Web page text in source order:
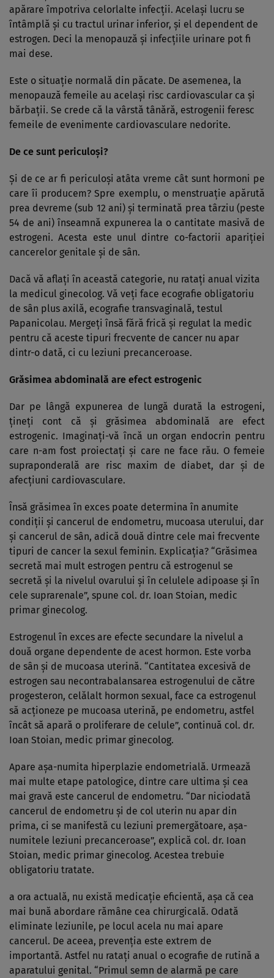
apărare împotriva celorlalte infecţii. Acelaşi lucru se
întâmplă şi cu tractul urinar inferior, şi el dependent de
estrogen. Deci la menopauză şi infecţiile urinare pot fi
mai dese.
Este o situaţie normală din păcate. De asemenea, la
menopauză femeile au acelaşi risc cardiovascular ca şi
bărbaţii. Se crede că la vârstă tânără, estrogenii feresc
femeile de evenimente cardiovasculare nedorite.
De ce sunt periculoşi?
Şi de ce ar fi periculoşi atâta vreme cât sunt hormoni pe
care îi producem? Spre exemplu, o menstruaţie apărută
prea devreme (sub 12 ani) şi terminată prea târziu (peste
54 de ani) înseamnă expunerea la o cantitate masivă de
estrogeni. Acesta este unul dintre co-factorii apariţiei
cancerelor genitale şi de sân.
Dacă vă aflaţi în această categorie, nu rataţi anual vizita
la medicul ginecolog. Vă veţi face ecografie obligatoriu
de sân plus axilă, ecografie transvaginală, testul
Papanicolau. Mergeţi însă fără frică şi regulat la medic
pentru că aceste tipuri frecvente de cancer nu apar
dintr-o dată, ci cu leziuni precanceroase.
Grăsimea abdominală are efect estrogenic
Dar pe lângă expunerea de lungă durată la estrogeni,
ţineţi cont că şi grăsimea abdominală are efect
estrogenic. Imaginaţi-vă încă un organ endocrin pentru
care n-am fost proiectaţi şi care ne face rău. O femeie
supraponderală are risc maxim de diabet, dar şi de
afecţiuni cardiovasculare.
Însă grăsimea în exces poate determina în anumite
condiţii şi cancerul de endometru, mucoasa uterului, dar
şi cancerul de sân, adică două dintre cele mai frecvente
tipuri de cancer la sexul feminin. Explicaţia? “Grăsimea
secretă mai mult estrogen pentru că estrogenul se
secretă şi la nivelul ovarului şi în celulele adipoase şi în
cele suprarenale”, spune col. dr. Ioan Stoian, medic
primar ginecolog.
Estrogenul în exces are efecte secundare la nivelul a
două organe dependente de acest hormon. Este vorba
de sân şi de mucoasa uterină. “Cantitatea excesivă de
estrogen sau necontrabalansarea estrogenului de către
progesteron, celălalt hormon sexual, face ca estrogenul
să acţioneze pe mucoasa uterină, pe endometru, astfel
încât să apară o proliferare de celule”, continuă col. dr.
Ioan Stoian, medic primar ginecolog.
Apare aşa-numita hiperplazie endometrială. Urmează
mai multe etape patologice, dintre care ultima şi cea
mai gravă este cancerul de endometru. “Dar niciodată
cancerul de endometru şi de col uterin nu apar din
prima, ci se manifestă cu leziuni premergătoare, aşa-
numitele leziuni precanceroase”, explică col. dr. Ioan
Stoian, medic primar ginecolog. Acestea trebuie
obligatoriu tratate.
a ora actuală, nu există medicaţie eficientă, aşa că cea
mai bună abordare rămâne cea chirurgicală. Odată
eliminate leziunile, pe locul acela nu mai apare
cancerul. De aceea, prevenţia este extrem de
importantă. Astfel nu rataţi anual o ecografie de rutină a
aparatului genital. “Primul semn de alarmă pe care